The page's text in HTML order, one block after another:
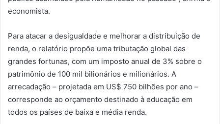
economista.
Para atacar a desigualdade e melhorar a distribuição de
renda, o relatório propõe uma tributação global das
grandes fortunas, com um imposto anual de 3% sobre o
patrimônio de 100 mil bilionários e milionários. A
arrecadação – projetada em US$ 750 bilhões por ano –
corresponde ao orçamento destinado à educação em
todos os países de baixa e média renda.